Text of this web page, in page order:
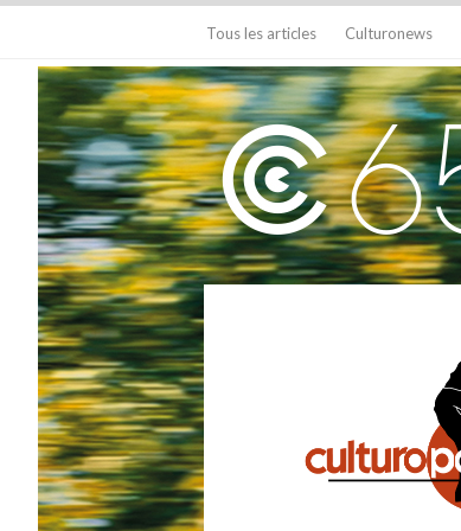
Tous les articles Culturonews